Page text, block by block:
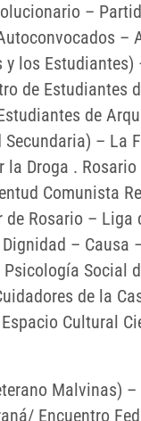
–
–
y los Estudiantes)
de Estudiantes
de
– La
la Droga .
Comunista
de Rosario –
– Causa
Social
de la
Cultural
Malvinas)
Encuentro